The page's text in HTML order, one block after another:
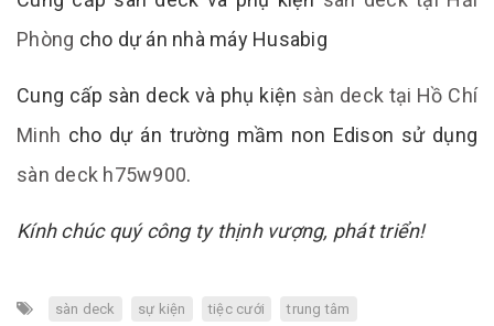
Phòng cho dự án nhà máy Husabig
Cung cấp sàn deck và phụ kiện sàn deck tại Hồ Chí
Minh cho dự án trường mầm non Edison sử dụng
sàn deck h75w900.
Kính chúc quý công ty thịnh vượng, phát triển!
sàn deck sự kiện tiệc cưới trung tâm